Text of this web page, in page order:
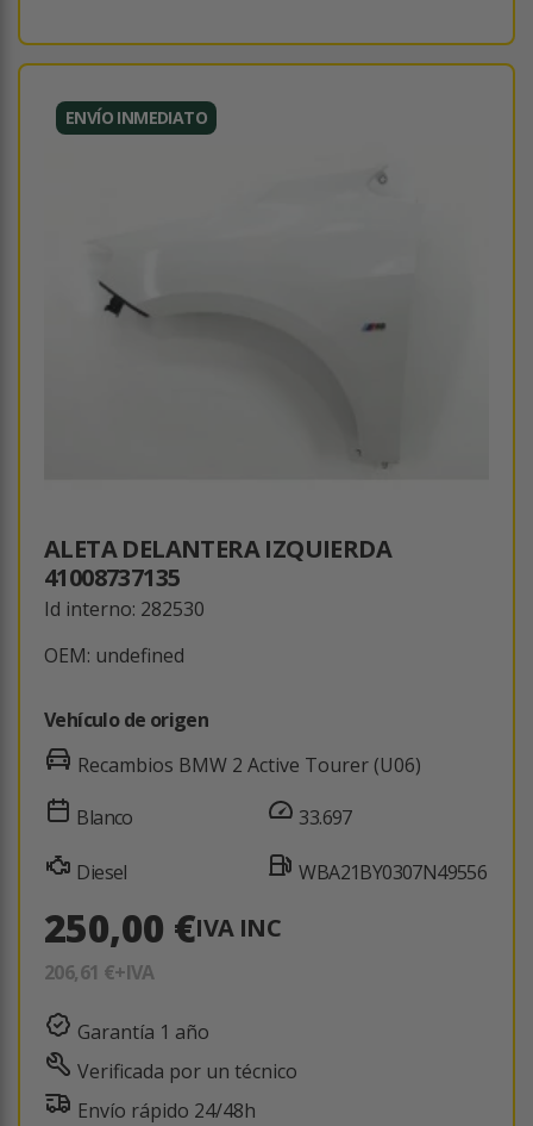
ENVÍO INMEDIATO
ALETA DELANTERA IZQUIERDA
41008737135
Id interno: 282530
OEM: undefined
Vehículo de origen
Recambios BMW 2 Active Tourer (U06)
Blanco
Diesel
33.697
WBA21BY0307N49556
250,00 €IVA INC
206,61 €+IVA
Garantía 1 año
Verificada por un técnico
Envío rápido 24/48h